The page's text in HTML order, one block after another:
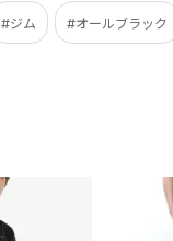
#ジム #オールブラック